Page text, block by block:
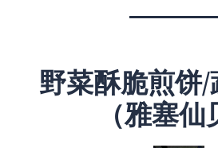
野菜酥脆煎饼
（雅塞仙